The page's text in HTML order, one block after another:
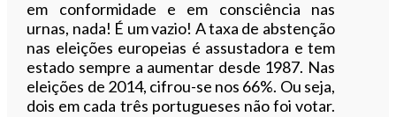
em conformidade e em consciência nas
urnas, nada! É um vazio! A taxa de abstenção
nas eleições europeias é assustadora e tem
estado sempre a aumentar desde 1987. Nas
eleições de 2014, cifrou-se nos 66%. Ou seja,
dois em cada três portugueses não foi votar.